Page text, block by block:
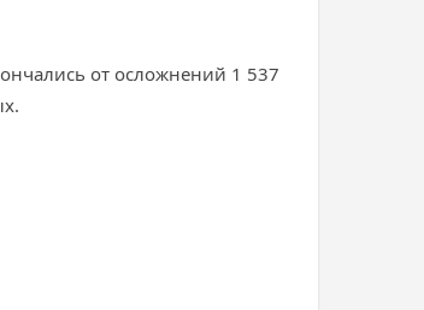
от осложнений 1 537